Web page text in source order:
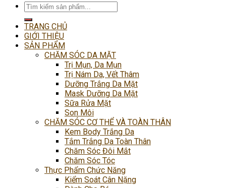
Tìm
kiếm:
TRANG CHỦ
GIỚI THIỆU
SẢN PHẨM
CHĂM SÓC DA MẶT
Trị Mụn, Da Mụn
Trị Nám Da, Vết Thâm
Dưỡng Trắng Da Mặt
Mask Dưỡng Da Mặt
Sữa Rửa Mặt
Son Môi
CHĂM SÓC CƠ THỂ VÀ TOÀN THÂN
Kem Body Trắng Da
Tắm Trắng Da Toàn Thân
Chăm Sóc Đôi Mắt
Chăm Sóc Tóc
Thực Phẩm Chức Năng
Kiểm Soát Cân Nặng